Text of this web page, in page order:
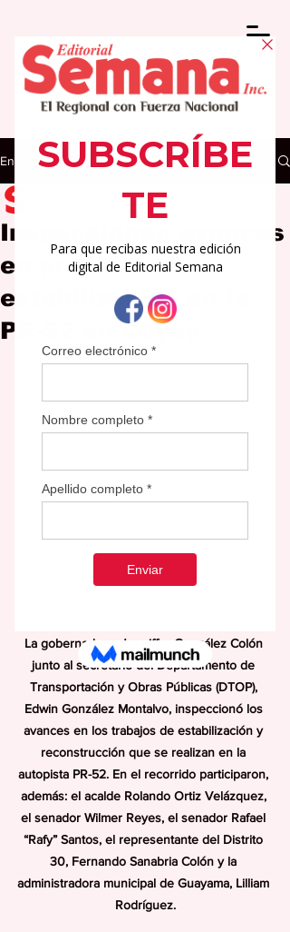
Entrada
Inspeccionan avances
en proyecto de
estabilización en la
PR-52 en Cayey.
2 min de lectura
La gobernadora  Jenniffer González Colón
junto al secretario del Departamento de
Transportación y Obras Públicas (DTOP),
Edwin González Montalvo, inspeccionó los
avances en los trabajos de estabilización y
reconstrucción que se realizan en la
autopista PR-52. En el recorrido participaron,
además: el acalde Rolando Ortiz Velázquez,
el senador Wilmer Reyes, el senador Rafael
“Rafy” Santos, el representante del Distrito
30, Fernando Sanabria Colón y la
administradora municipal de Guayama, Lilliam
Rodríguez.